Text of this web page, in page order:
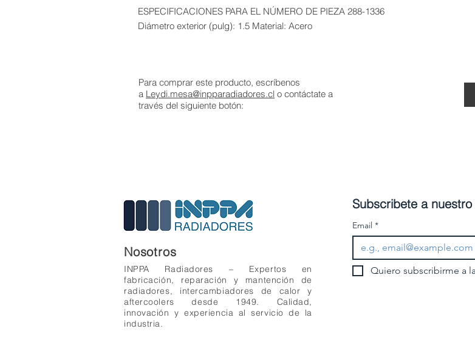
ESPECIFICACIONES PARA EL NÚMERO DE PIEZA 288-1336
Diámetro exterior (pulg): 1.5 Material: Acero
Para comprar este producto, escríbenos
a Leydi.mesa@inpparadiadores.cl o contáctate a
través del siguiente botón:
Nosotros
INPPA Radiadores – Expertos en
fabricación, reparación y mantención de
radiadores, intercambiadores de calor y
aftercoolers desde 1949. Calidad,
innovación y experiencia al servicio de la
industria.
Subscribete a
Email *
Quiero subscribirme a